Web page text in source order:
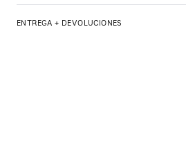
ENTREGA + DEVOLUCIONES